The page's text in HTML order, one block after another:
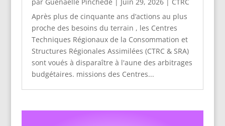
Après plus de cinquante ans d’actions au plus
proche des besoins du terrain , les Centres
Techniques Régionaux de la Consommation et
Structures Régionales Assimilées (CTRC & SRA)
sont voués à disparaître à l'aune des arbitrages
budgétaires. missions des Centres...